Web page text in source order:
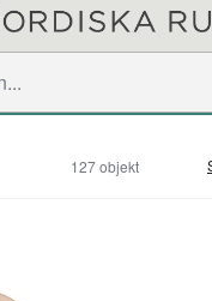
127 objekt